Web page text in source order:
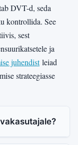
DVT-d, seda
kontrollida. See
sest
ja
juhendistleiad
strateegiasse